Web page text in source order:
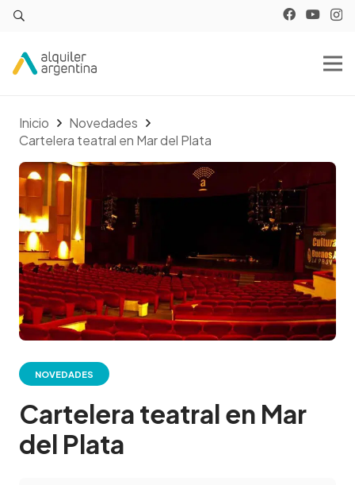
Inicio
Novedades
Cartelera teatral en Mar del Plata
NOVEDADES
Cartelera teatral en Mar
del Plata